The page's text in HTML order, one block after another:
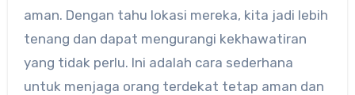
aman. Dengan tahu lokasi mereka, kita jadi lebih
tenang dan dapat mengurangi kekhawatiran
yang tidak perlu. Ini adalah cara sederhana
untuk menjaga orang terdekat tetap aman dan